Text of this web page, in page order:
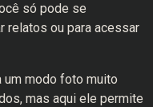
só pode se
relatos ou para acessar
um modo foto muito
mas aqui ele permite